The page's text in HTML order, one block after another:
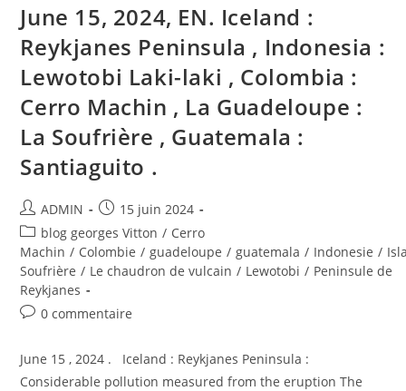
Fuego
.
June 15, 2024, EN. Iceland :
Reykjanes Peninsula , Indonesia :
Lewotobi Laki-laki , Colombia :
Cerro Machin , La Guadeloupe :
La Soufrière , Guatemala :
Santiaguito .
Auteur/autrice
de
la
publication :
ADMIN
Publication
publiée :
15 juin 2024
Post
category:
blog georges Vitton / Cerro
Machin / Colombie / guadeloupe / guatemala / Indonesie /
Soufrière / Le chaudron de vulcain / Lewotobi / Peninsule de
Reykjanes
Commentaires
la
publication :
0 commentaire
June 15 , 2024 . Iceland : Reykjanes Peninsula :
Considerable pollution measured from the eruption The